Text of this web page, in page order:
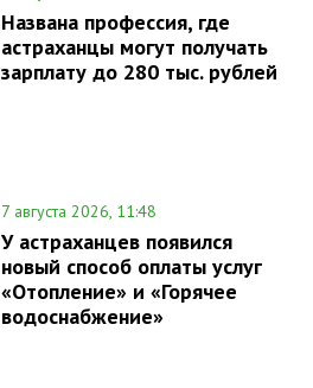
Названа профессия, где
астраханцы могут получать
зарплату до 280 тыс. рублей
7 августа 2026, 11:48
У астраханцев появился
новый способ оплаты услуг
«Отопление» и «Горячее
водоснабжение»